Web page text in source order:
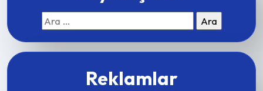
Arama:
Reklamlar